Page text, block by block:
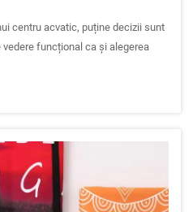
centru acvatic, puține decizii sunt
funcțional ca și alegerea
Aceste prosoape trebuie să
de performanță care